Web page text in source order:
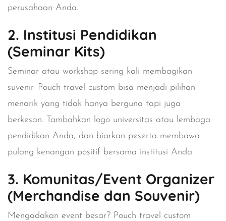
perusahaan Anda.
2. Institusi Pendidikan
(Seminar Kits)
Seminar atau workshop sering kali membagikan
suvenir. Pouch travel custom bisa menjadi pilihan
menarik yang tidak hanya berguna tapi juga
berkesan. Tambahkan logo universitas atau lembaga
pendidikan Anda, dan biarkan peserta membawa
pulang kenangan positif bersama institusi Anda.
3. Komunitas/Event Organizer
(Merchandise dan Souvenir)
Mengadakan event besar? Pouch travel custom